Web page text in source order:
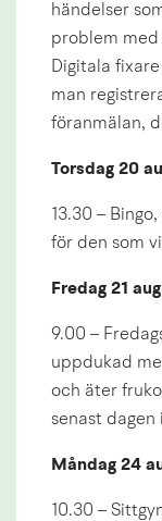
händelser
problem
Digitala
man
föranmälan,
Torsdag 20
13.30 –
för den som
Fredag 21
9.00 –
uppdukad
och äter
senast dagen
Måndag 24
10.30 –